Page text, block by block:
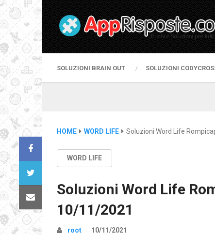
SOLUZIONI BRAIN OUT SOLUZIONI
HOME WORD LIFE Soluzioni Word Life
WORD LIFE
Soluzioni Word Life
10/11/2021
root 10/11/2021